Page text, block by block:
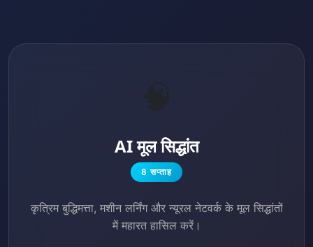
AI मूल सिद्धांत
8 सप्ताह
कृत्रिम बुद्धिमत्ता, मशीन लर्निंग और न्यूरल नेटवर्क के मूल सिद्धांतों
में महारत हासिल करें।